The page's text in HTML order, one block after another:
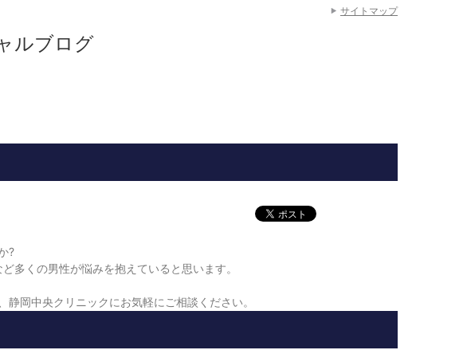
ルブログ
?
多くの男性が悩みを抱えていると思います。
岡中央クリニックにお気軽にご相談ください。
サイトマップ